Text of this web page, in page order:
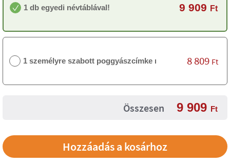
1 db egyedi névtáblával! 9 909 Ft
1 személyre szabott poggyászcímke nélkül 8 809 Ft
Összesen 9 909 Ft